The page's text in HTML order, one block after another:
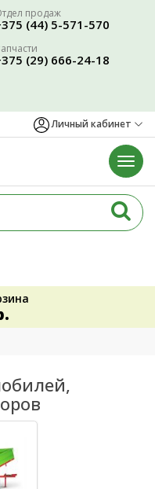
продаж
(44) 5-571-570
(29) 666-24-18
Личный кабинет